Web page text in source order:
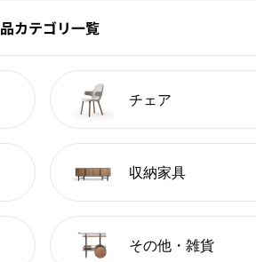
カテゴリ一覧
チェア
収納家具
その他・雑貨